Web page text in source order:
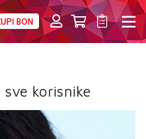
BON
korisnike